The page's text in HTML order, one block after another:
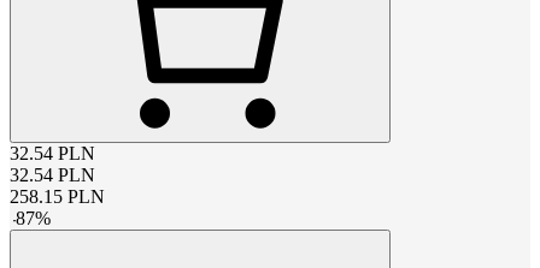
32.54 PLN
32.54 PLN
258.15 PLN
-87%